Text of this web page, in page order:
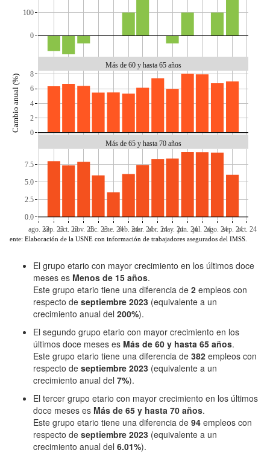
0
100
0
2
4
6
8
ago. 23sep. 23oct. 23nov. 23dic. 23ene. 24feb. 24mar. 24abr. 24may. 24jun. 24jul. 24ago. 24sep. 24oct. 24
0.0
2.5
5.0
7.5
Cambio anual (%)
Más de 60 y hasta 65 años
Más de 65 y hasta 70 años
Fuente: Elaboración de la USNE con información de trabajadores asegurados del IMSS.
El grupo etario con mayor crecimiento en los últimos doce
meses es Menos de 15 años.
Este grupo etario tiene una diferencia de 2 empleos con
respecto de septiembre 2023 (equivalente a un
crecimiento anual del 200%).
El segundo grupo etario con mayor crecimiento en los
últimos doce meses es Más de 60 y hasta 65 años.
Este grupo etario tiene una diferencia de 382 empleos con
respecto de septiembre 2023 (equivalente a un
crecimiento anual del 7%).
El tercer grupo etario con mayor crecimiento en los últimos
doce meses es Más de 65 y hasta 70 años.
Este grupo etario tiene una diferencia de 94 empleos con
respecto de septiembre 2023 (equivalente a un
crecimiento anual del 6.01%).